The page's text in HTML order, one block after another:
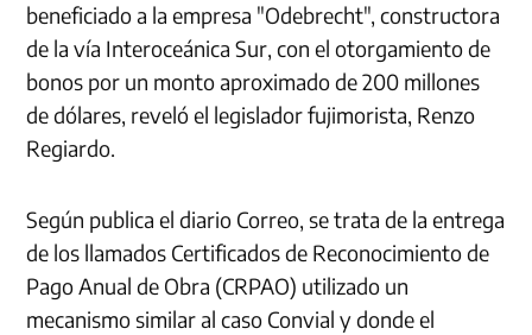
beneficiado a la empresa "Odebrecht", constructora
de la vía Interoceánica Sur, con el otorgamiento de
bonos por un monto aproximado de 200 millones
de dólares, reveló el legislador fujimorista, Renzo
Regiardo.
Según publica el diario Correo, se trata de la entrega
de los llamados Certificados de Reconocimiento de
Pago Anual de Obra (CRPAO) utilizado un
mecanismo similar al caso Convial y donde el